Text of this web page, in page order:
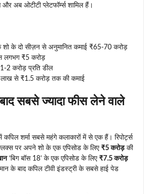
और अब ओटीटी प्लेटफॉर्म्स शामिल हैं।
के दो सीज़न से अनुमानित कमाई ₹65-70 करोड़
लगभग ₹5 करोड़
2 करोड़ प्रति डील
से ₹1.5 करोड़ तक की कमाई
सबसे ज्यादा फीस लेने वाले
कपिल शर्मा सबसे महंगे कलाकारों में से एक हैं। रिपोर्ट्स
पर अपने शो के एक एपिसोड के लिए ₹5 करोड़की
‘बिग बॉस 18’ के एक एपिसोड के लिए ₹7.5 करोड़
के बाद कपिल टीवी इंडस्ट्री के सबसे हाई पेड